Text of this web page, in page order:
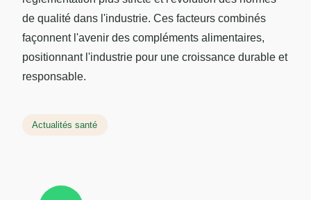
de qualité dans l'industrie. Ces facteurs combinés
façonnent l'avenir des compléments alimentaires,
positionnant l'industrie pour une croissance durable et
responsable.
Actualités santé